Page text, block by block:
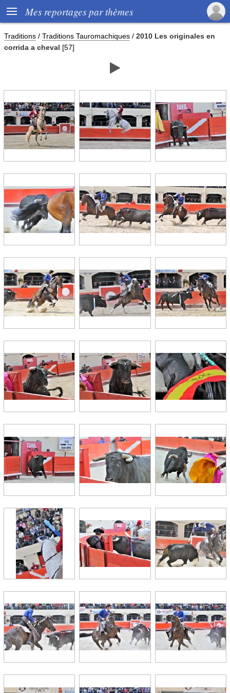
 Mes reportages par thèmes
Traditions / Traditions Tauromachiques / 2010 Les originales en
corrida a cheval [57]
